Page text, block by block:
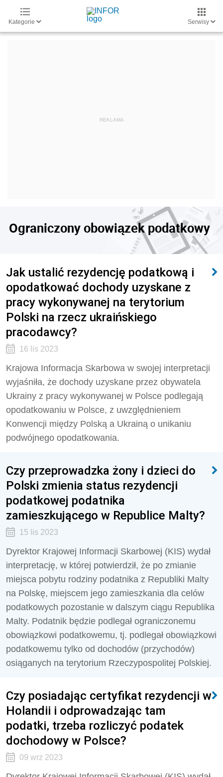
Kategorie Serwisy
Ograniczony obowiązek podatkowy
Jak ustalić rezydencję podatkową i
opodatkować dochody uzyskane z
pracy wykonywanej na terytorium
Polski na rzecz ukraińskiego
pracodawcy?
16 lis 2023
Krajowa Informacja Skarbowa w swojej interpretacji
wyjaśniła, że dochody uzyskane przez obywatela
Ukrainy z pracy wykonywanej w Polsce podlegają
opodatkowaniu w Polsce, z uwzględnieniem
Konwencji między Polską a Ukrainą o unikaniu
podwójnego opodatkowania.
Czy przeprowadzka żony i dzieci do
Polski zmienia status rezydencji
podatkowej podatnika
zamieszkującego w Republice Malty?
15 lis 2023
Dyrektor Krajowej Informacji Skarbowej (KIS) wydał
interpretację, w której potwierdził, że po zmianie
miejsca pobytu rodziny podatnika z Republiki Malty
na Polskę, miejscem jego zamieszkania dla celów
podatkowych pozostanie w dalszym ciągu Republika
Malty. Podatnik będzie podlegał ograniczonemu
obowiązkowi podatkowemu, tj. podlegał obowiązkowi
podatkowemu tylko od dochodów (przychodów)
osiąganych na terytorium Rzeczypospolitej Polskiej.
Czy posiadając certyfikat rezydencji w
Holandii i odprowadzając tam
podatki, trzeba rozliczyć podatek
dochodowy w Polsce?
09 wrz 2023